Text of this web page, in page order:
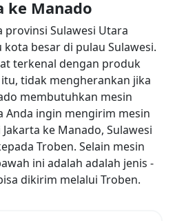
ke Manado
provinsi Sulawesi Utara
besar di pulau Sulawesi.
terkenal dengan produk
tidak mengherankan jika
membutuhkan mesin
Anda ingin mengirim mesin
ke Manado, Sulawesi
Troben. Selain mesin
ini adalah adalah jenis -
dikirim melalui Troben.